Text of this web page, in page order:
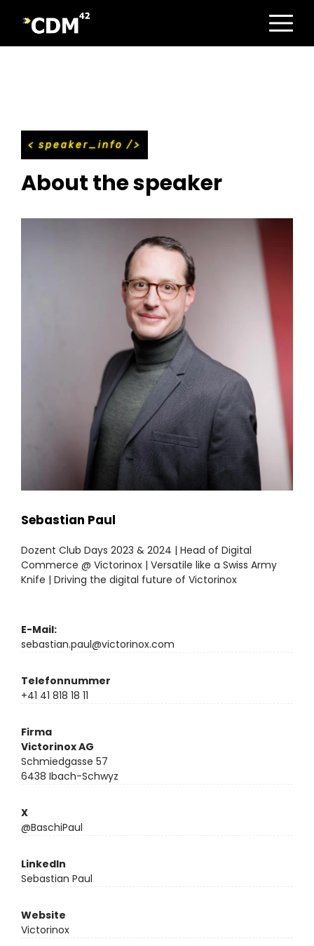
speaker_info
About the speaker
Sebastian Paul
Dozent Club Days 2023 & 2024 | Head of Digital
Commerce @ Victorinox | Versatile like a Swiss Army
Knife | Driving the digital future of Victorinox
E-Mail:
sebastian.paul@victorinox.com
Telefonnummer
+41 41 818 18 11
Firma
Victorinox AG
Schmiedgasse 57
6438 Ibach-Schwyz
X
@BaschiPaul
LinkedIn
Sebastian Paul
Website
Victorinox